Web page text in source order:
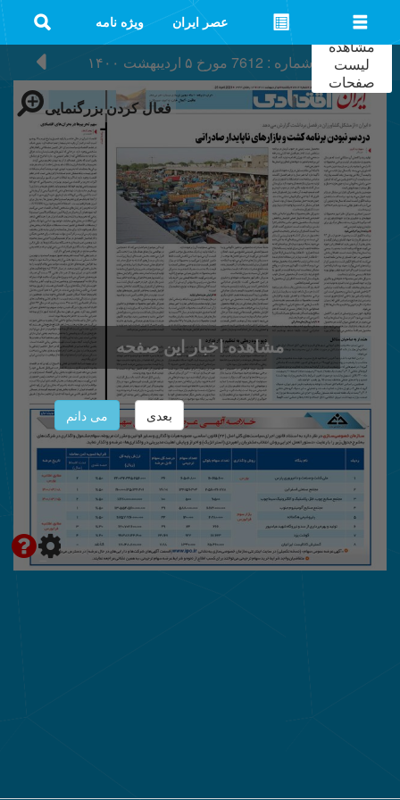
عصر ایران ویژه نامه
شماره : 7612 مورخ ۵ اردیبهشت ۱۴۰۰
فعال کردن بزرگنمایی
مشاهده اخبار این صفحه
مشاهده
لیست
صفحات
بعدی می دانم